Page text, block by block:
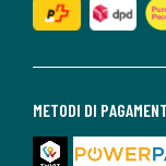
METODI DI